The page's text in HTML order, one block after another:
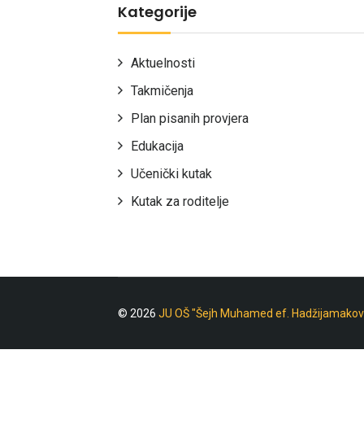
Kategorije
Aktuelnosti
Takmičenja
Plan pisanih provjera
Edukacija
Učenički kutak
Kutak za roditelje
© 2026 JU OŠ "Šejh Muhamed ef.